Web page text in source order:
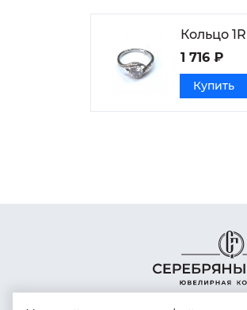
Кольцо
1 716 ₽
Купить